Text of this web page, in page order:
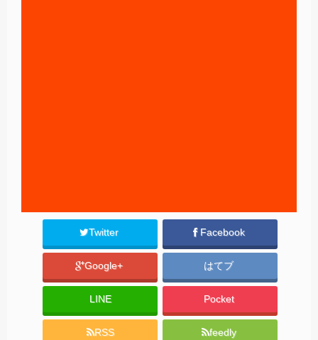
Twitter Facebook
Google+ はてブ
LINE Pocket
RSS feedly